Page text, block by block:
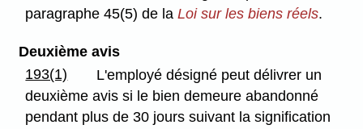
paragraphe 45(5) de laLoi sur les biens réels.
Deuxième avis
193(1)
L'employé désigné peut délivrer un
deuxième avis si le bien demeure abandonné
pendant plus de 30 jours suivant la signification